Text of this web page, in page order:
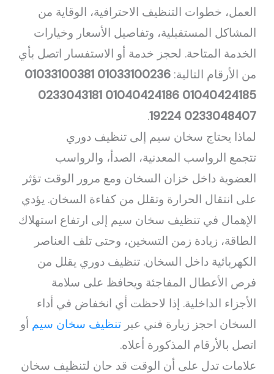
العمل، خطوات التنظيف الاحترافية، الوقاية من
المشاكل المستقبلية، وتفاصيل الأسعار وخيارات
الخدمة المتاحة. لحجز خدمة أو الاستفسار اتصل بأي
من الأرقام التالية:01033100236
01033100381
01040424185
01040424186
0233043181
0233048407
19224
.
لماذا يحتاج سخان سيم إلى تنظيف دوري
تتجمع الرواسب المعدنية، الصدأ، والرواسب
العضوية داخل خزان السخان ومع مرور الوقت تؤثر
على انتقال الحرارة وتقلل من كفاءة السخان. يؤدي
الإهمال في تنظيف سخان سيم إلى ارتفاع استهلاك
الطاقة، زيادة زمن التسخين، وحتى تلف العناصر
الكهربائية داخل السخان. تنظيف دوري يقلل من
فرص الأعطال المفاجئة ويحافظ على سلامة
الأجزاء الداخلية. إذا لاحظت أي انخفاض في أداء
السخان احجز زيارة فني عبرتنظيف سخان سيم أو
اتصل بالأرقام المذكورة أعلاه.
علامات تدل على أن الوقت قد حان لتنظيف سخان